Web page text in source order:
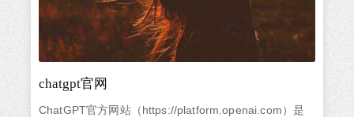
chatgpt官网
ChatGPT官方网站（https://platform.openai.com）是